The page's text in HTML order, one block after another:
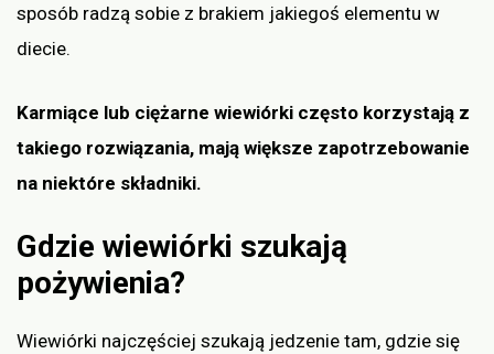
sposób radzą sobie z brakiem jakiegoś elementu w
diecie.
Karmiące lub ciężarne wiewiórki często korzystają z
takiego rozwiązania, mają większe zapotrzebowanie
na niektóre składniki.
Gdzie wiewiórki szukają
pożywienia?
Wiewiórki najczęściej szukają jedzenie tam, gdzie się